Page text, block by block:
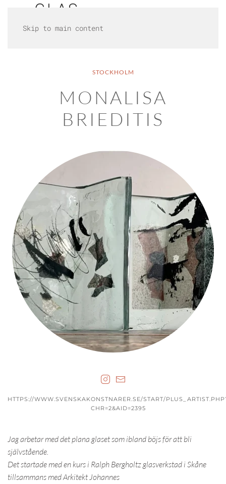
Skip to main content
STOCKHOLM
MONALISA
BRIEDITIS
HTTPS://WWW.SVENSKAKONSTNARER.SE/START/
CHR=2&AID=2395
Jag arbetar med det plana glaset som ibland böjs för att bli
självstående.
Det startade med en kurs i Ralph Bergholtz glasverkstad i Skåne
tillsammans med Arkitekt Johannes